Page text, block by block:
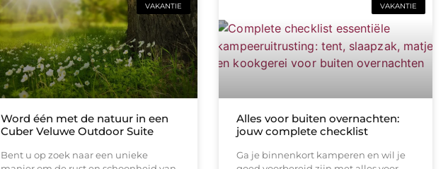
VAKANTIE
Word één met de natuur in een
Cuber Veluwe Outdoor Suite
Bent u op zoek naar een unieke
VAKANTIE
Alles voor buiten overnachten:
jouw complete checklist
Ga je binnenkort kamperen en wil je